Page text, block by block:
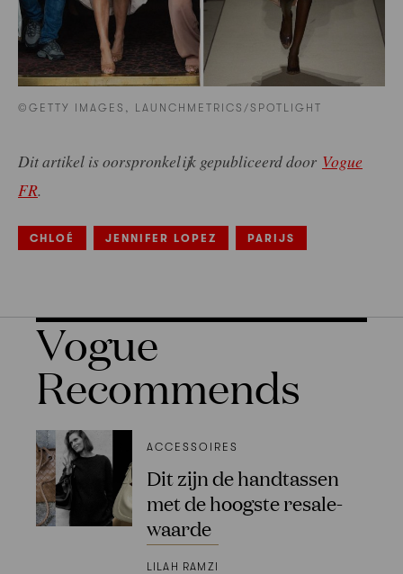
©GETTY IMAGES, LAUNCHMETRICS/SPOTLIGHT
Dit artikel is oorspronkelijk gepubliceerd door Vogue
FR.
CHLOÉ JENNIFER LOPEZ PARIJS
Vogue
Recommends
ACCESSOIRES
Dit zijn de handtassen
met de hoogste resale-
waarde
LILAH RAMZI